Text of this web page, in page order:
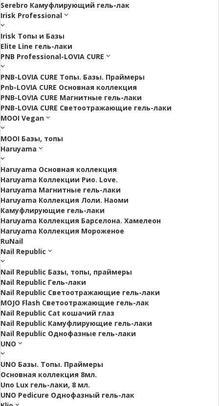
Serebro Камуфлирующий гель-лак
Irisk Professional
Irisk Топы и Базы
Elite Line гель-лаки
PNB Professional-LOVIA CURE
PNB-LOVIA CURE Топы. Базы. Праймеры
Pnb-LOVIA CURE Основная коллекция
PNB-LOVIA CURE Магнитные гель-лаки
PNB-LOVIA CURE Cветоотражающие гель-лаки
MOOI Vegan
MOOI Базы, топы
Haruyama
Haruyama Основная коллекция
Haruyama Коллекции Рио. Love.
Haruyama Магнитные гель-лаки
Haruyama Коллекция Лоли. Наоми
Камуфлирующие гель-лаки
Haruyama Коллекция Барселона. Хамелеон
Haruyama Коллекция Мороженое
RuNail
Nail Republic
Nail Republic Базы, топы, праймеры
Nail Republic Гель-лаки
Nail Republic Светоотражающие гель-лаки
MOJO Flash Светоотражающие гель-лак
Nail Republic Cat кошачий глаз
Nail Republic Камуфлирующие гель-лаки
Nail Republic Однофазные гель-лаки
UNO
UNO Базы. Топы. Праймеры
Основная коллекция 8мл.
Uno Lux гель-лаки, 8 мл.
UNO Pedicure Однофазный гель-лак